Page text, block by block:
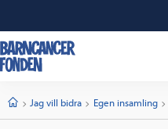
StartJag vill bidra Egen insamling